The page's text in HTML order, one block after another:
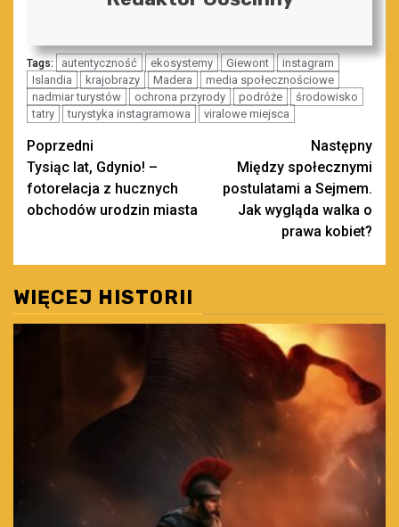
Tags: autentyczność ekosystemy Giewont
instagram
Islandia
krajobrazy Madera
media społecznościowe
nadmiar turystów
ochrona przyrody podróże
środowisko
tatry
turystyka instagramowa viralowe miejsca
Zobacz
wpisy
Poprzedni
Tysiąc lat, Gdynio! –
fotorelacja z hucznych
obchodów urodzin miasta
Następny
Między społecznymi
postulatami a Sejmem.
Jak wygląda walka o
prawa kobiet?
WIĘCEJ HISTORII